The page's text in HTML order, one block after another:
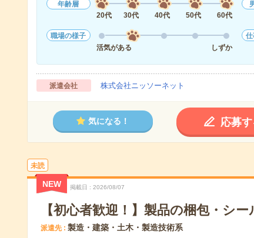
年齢層
20代
30代 40代 50代 60代
職場の様子
活気がある
しずか
派遣会社 株式会社ニッソーネット
気になる！ 応募す
未読
NEW 掲載日 2026/08/07
【初心者歓迎！】製品の梱包・シ
派遣先 製造・建築・土木・製造技術系